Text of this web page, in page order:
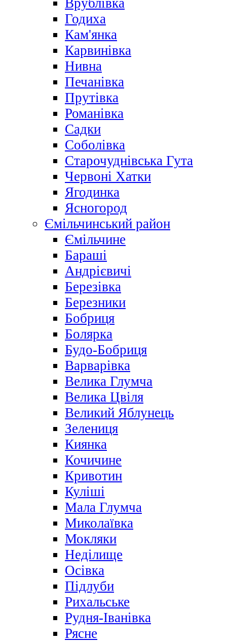
Врублівка
Годиха
Кам'янка
Карвинівка
Нивна
Печанівка
Прутівка
Романівка
Садки
Соболівка
Старочуднівська Гута
Червоні Хатки
Ягодинка
Ясногород
Ємільчинський район
Ємільчине
Бараші
Андрієвичі
Березівка
Березники
Бобриця
Болярка
Будо-Бобриця
Варварівка
Велика Глумча
Велика Цвіля
Великий Яблунець
Зелениця
Киянка
Кочичине
Кривотин
Куліші
Мала Глумча
Миколаївка
Мокляки
Неділище
Осівка
Підлуби
Рихальське
Рудня-Іванівка
Рясне